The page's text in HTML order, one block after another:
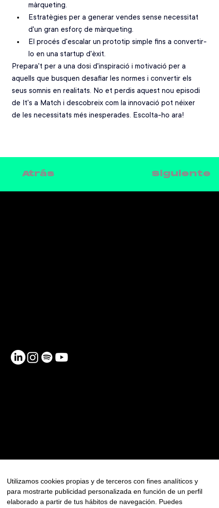
màrqueting.
Estratègies per a generar vendes sense necessitat
d'un gran esforç de màrqueting.
El procés d'escalar un prototip simple fins a convertir-
lo en una startup d'èxit.
Prepara't per a una dosi d'inspiració i motivació per a
aquells que busquen desafiar les normes i convertir els
seus somnis en realitats. No et perdis aquest nou episodi
de It's a Match i descobreix com la innovació pot néixer
de les necessitats més inesperades. Escolta-ho ara!
Atrás Siguiente
Newsletter
Utilizamos cookies propias y de terceros con fines analíticos y
para mostrarte publicidad personalizada en función de un perfil
elaborado a partir de tus hábitos de navegación. Puedes